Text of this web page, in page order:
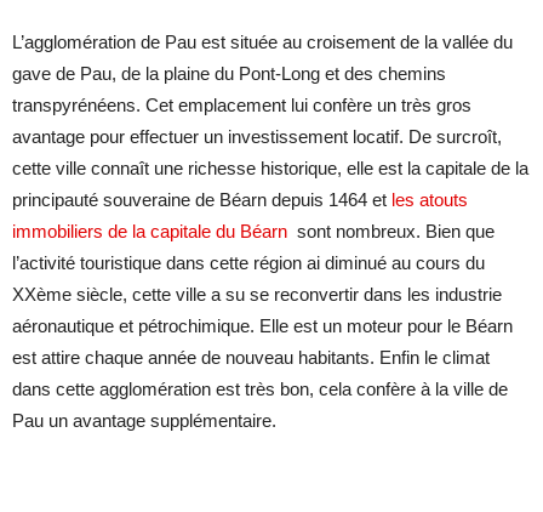
L’agglomération de Pau est située au croisement de la vallée du
gave de Pau, de la plaine du Pont-Long et des chemins
transpyrénéens. Cet emplacement lui confère un très gros
avantage pour effectuer un investissement locatif. De surcroît,
cette ville connaît une richesse historique, elle est la capitale de la
principauté souveraine de Béarn depuis 1464 et les atouts
immobiliers de la capitale du Béarn sont nombreux. Bien que
l’activité touristique dans cette région ai diminué au cours du
XXème siècle, cette ville a su se reconvertir dans les industrie
aéronautique et pétrochimique. Elle est un moteur pour le Béarn
est attire chaque année de nouveau habitants. Enfin le climat
dans cette agglomération est très bon, cela confère à la ville de
Pau un avantage supplémentaire.